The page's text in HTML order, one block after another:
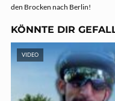
den Brocken nach Berlin!
KÖNNTE DIR
VIDEO